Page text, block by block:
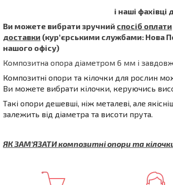
і наші фахівці
Ви можете вибрати зручний спосіб оплати
доставки (кур'єрськими службами: Нова
нашого офісу)
Композитна опора діаметром 6 мм і
Композитні опори та кілочки для рослин
Ви можете вибрати кілочки, керуючись
Такі опори дешевші, ніж металеві, але
залежить від діаметра та висоти прута.
ЯК ЗАМ'ЯЗАТИ композитні опори та